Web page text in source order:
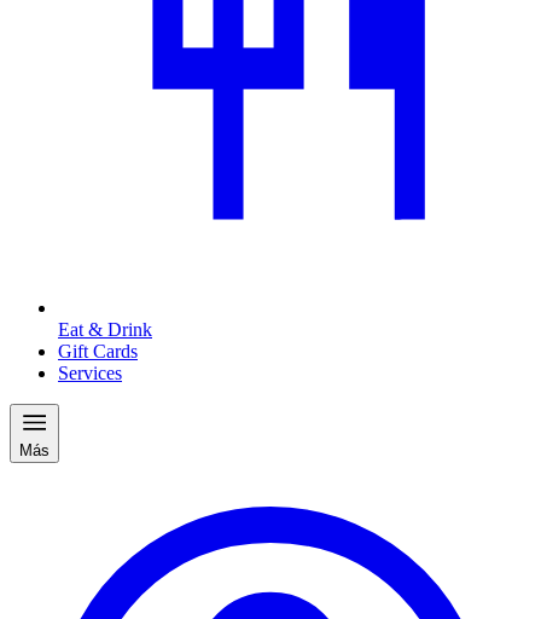
Eat & Drink
Gift Cards
Services
Más